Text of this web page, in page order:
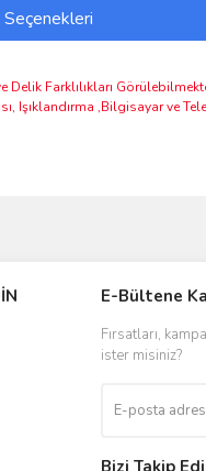
Delik Farklılıkları
Işıklandırma ,Bilgisayar ve
E-Bültene
Fırsatları,
ister misiniz?
Bizi Takip